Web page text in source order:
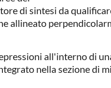
di sintesi da
allineato
all'interno di
nella sezione di